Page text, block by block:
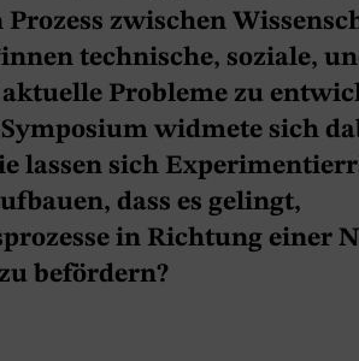
Prozess zwischen
technische, soziale,
Probleme zu
widmete sich
lassen sich
dass es gelingt,
in Richtung einer
befördern?